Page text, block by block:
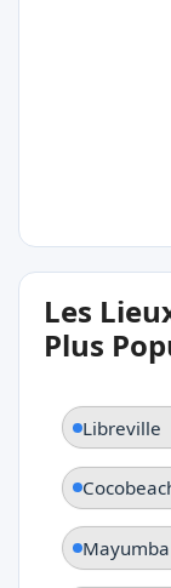
Les
Plus
Libreville
Mayumba